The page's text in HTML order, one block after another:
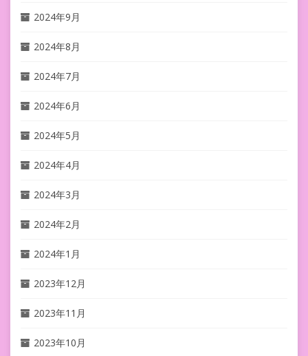
2024年9月
2024年8月
2024年7月
2024年6月
2024年5月
2024年4月
2024年3月
2024年2月
2024年1月
2023年12月
2023年11月
2023年10月